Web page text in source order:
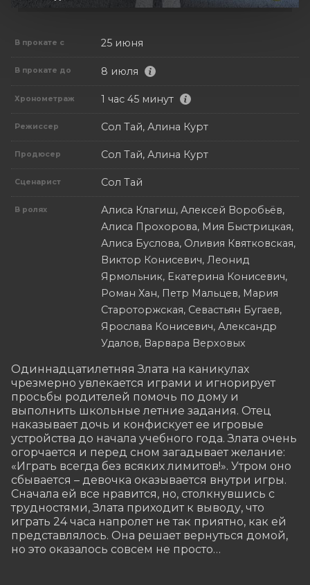
В прокате с 25 июня
В прокате до 8 июля
Хронометраж 1 час 45 минут
Режиссер Сол Тай, Алина Курт
Продюсер Сол Тай, Алина Курт
Сценарист Сол Тай
В ролях
Алиса Клагиш, Алексей Воробьёв,
Алиса Прохорова, Мия Быстрицкая,
Алиса Буслова, Оливия Квятковская,
Виктор Конисевич, Леонид
Ярмольник, Екатерина Конисевич,
Роман Хан, Петр Мальцев, Мария
Староторжская, Севастьян Бугаев,
Ярослава Конисевич, Александр
Удалов, Варвара Верховых
Одиннадцатилетняя Злата на каникулах
чрезмерно увлекается играми и игнорирует
просьбы родителей помочь по дому и
выполнить школьные летние задания. Отец
наказывает дочь и конфискует ее игровые
устройства до начала учебного года. Злата очень
огорчается и перед сном загадывает желание:
«Играть всегда без всяких лимитов!». Утром оно
сбывается – девочка оказывается внутри игры.
Сначала ей все нравится, но, столкнувшись с
трудностями, Злата приходит к выводу, что
играть 24 часа напролет не так приятно, как ей
представлялось. Она решает вернуться домой,
но это оказалось совсем не просто…